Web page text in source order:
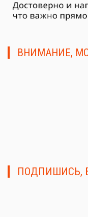
ВНИМАНИЕ,
ПОДПИШИСЬ,